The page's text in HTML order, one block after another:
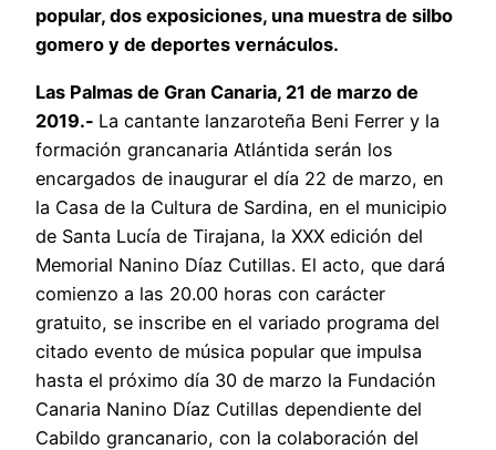
popular, dos exposiciones, una muestra de silbo
gomero y de deportes vernáculos.
Las Palmas de Gran Canaria, 21 de marzo de
2019.- La cantante lanzaroteña Beni Ferrer y la
formación grancanaria Atlántida serán los
encargados de inaugurar el día 22 de marzo, en
la Casa de la Cultura de Sardina, en el municipio
de Santa Lucía de Tirajana, la XXX edición del
Memorial Nanino Díaz Cutillas. El acto, que dará
comienzo a las 20.00 horas con carácter
gratuito, se inscribe en el variado programa del
citado evento de música popular que impulsa
hasta el próximo día 30 de marzo la Fundación
Canaria Nanino Díaz Cutillas dependiente del
Cabildo grancanario, con la colaboración del